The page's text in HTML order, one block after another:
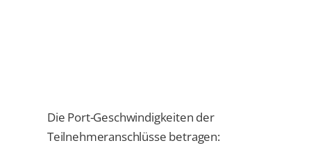
Die Port-Geschwindigkeiten der
Teilnehmeranschlüsse betragen: